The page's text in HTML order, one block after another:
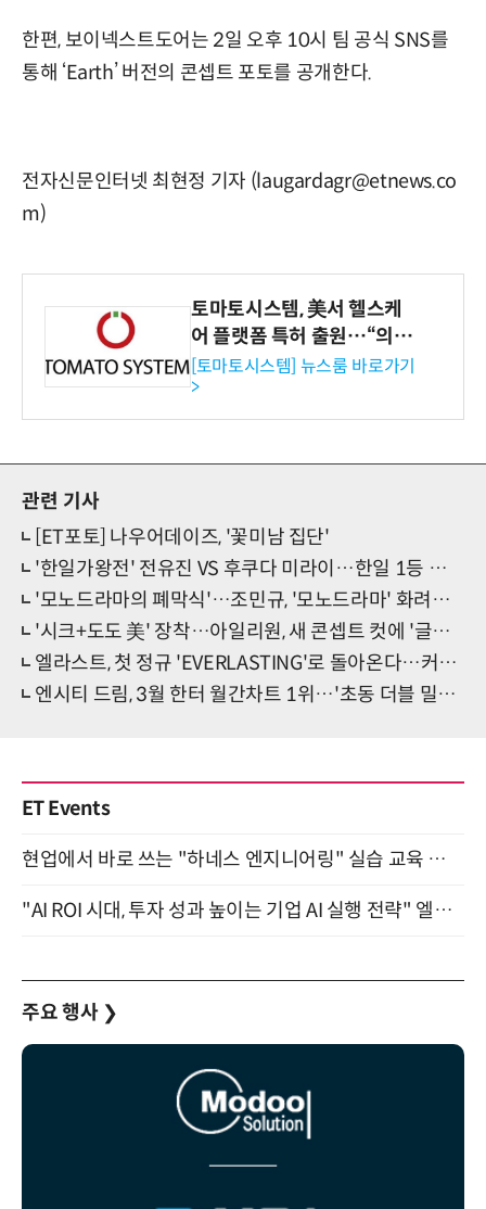
한편, 보이넥스트도어는 2일 오후 10시 팀 공식 SNS를
통해 ‘Earth’ 버전의 콘셉트 포토를 공개한다.
전자신문인터넷 최현정 기자 (laugardagr@etnews.co
m)
토마토시스템, 美서 헬스케
어 플랫폼 특허 출원…“의료
기관·보험사 공략”
[토마토시스템] 뉴스룸 바로가기
>
관련 기사
[ET포토] 나우어데이즈, '꽃미남 집단'
'한일가왕전' 전유진 VS 후쿠다 미라이…한일 1등 만났다
'모노드라마의 폐막식'…조민규, '모노드라마' 화려한 피날레
'시크+도도 美' 장착…아일리원, 새 콘셉트 컷에 '글로벌 팬 시선집중'
엘라스트, 첫 정규 'EVERLASTING'로 돌아온다…커밍순 포스터 공개
엔시티 드림, 3월 한터 월간차트 1위…'초동 더블 밀리언 셀러'
ET Events
현업에서 바로 쓰는 "하네스 엔지니어링" 실습 교육 워크숍 8월 20일 개최
"AI ROI 시대, 투자 성과 높이는 기업 AI 실행 전략" 엘타워 6층 (9월 18일)
주요 행사 ❯